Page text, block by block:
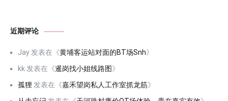
近期评论
Jay 发表在《黄埔客运站对面的BT场Snh》
kk 发表在《暹岗找小姐线路图》
孤狸 发表在《嘉禾望岗私人工作室抓龙筋》